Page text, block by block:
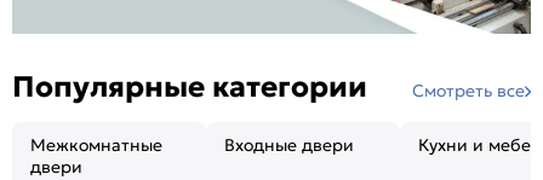
Популярные категории Смотреть все
Межкомнатные
двери
Входные двери Кухни и